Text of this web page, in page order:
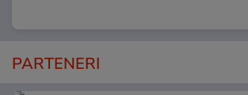
PARTENERI